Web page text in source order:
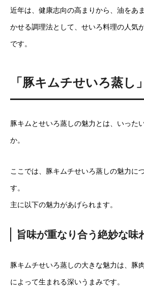
近年は、健康志向の高まりから、油をあ
かせる調理法として、せいろ料理の人気
です。
「豚キムチせいろ蒸し
豚キムとせいろ蒸しの魅力とは、いった
か。
ここでは、豚キムチせいろ蒸しの魅力に
す。
主に以下の魅力があげられます。
旨味が重なり合う絶妙な味
豚キムチせいろ蒸しの大きな魅力は、豚
によって生まれる深いうまみです。